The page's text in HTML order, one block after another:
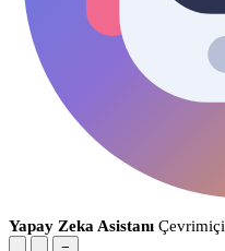
Yapay Zeka Asistanı Çevrimiçi
−